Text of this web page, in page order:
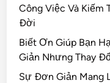
Công Việc Và Kiếm
Đời
Biết Ơn Giúp Bạn
Giản Nhưng Thay
Sự Đơn Giản Mang